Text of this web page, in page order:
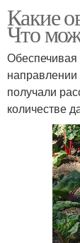
Какие
Что
направлении
получали
количестве